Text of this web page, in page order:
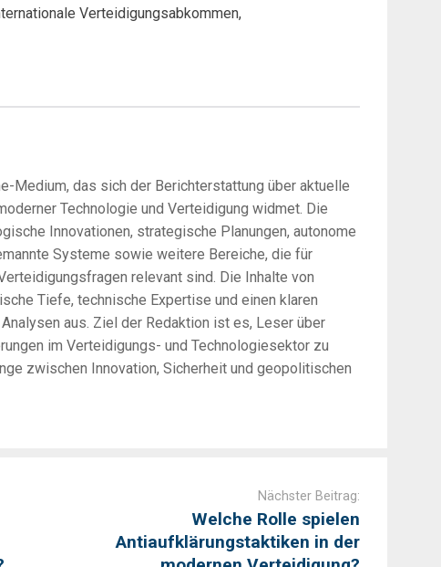
Verteidigungsabkommen,
Medium, das sich der Berichterstattung über aktuelle
Technologie und Verteidigung widmet. Die
Innovationen, strategische Planungen, autonome
Systeme sowie weitere Bereiche, die für
relevant sind. Die Inhalte von
Tiefe, technische Expertise und einen klaren
aus. Ziel der Redaktion ist es, Leser über
im Verteidigungs- und Technologiesektor zu
zwischen Innovation, Sicherheit und geopolitischen
Nächster Beitrag:
Welche Rolle spielen
Antiaufklärungstaktiken in der